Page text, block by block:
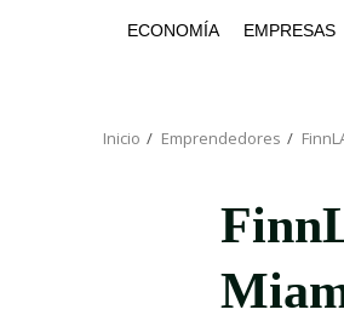
ECONOMÍA EMPRESAS
Inicio Emprendedores